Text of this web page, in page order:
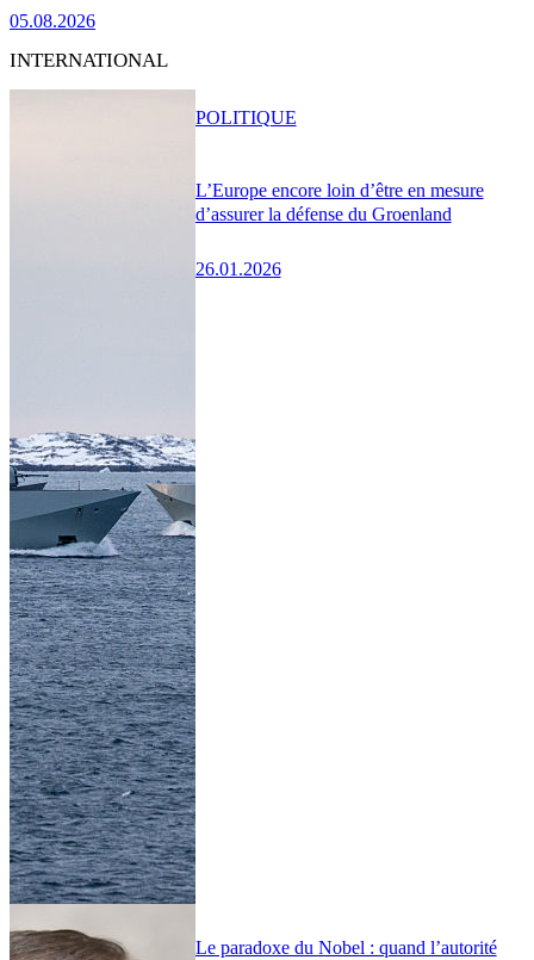
05.08.2026
INTERNATIONAL
L’Europe encore loin d’être en mesure
d’assurer la défense du Groenland
26.01.2026
POLITIQUE
Le paradoxe du Nobel : quand l’autorité